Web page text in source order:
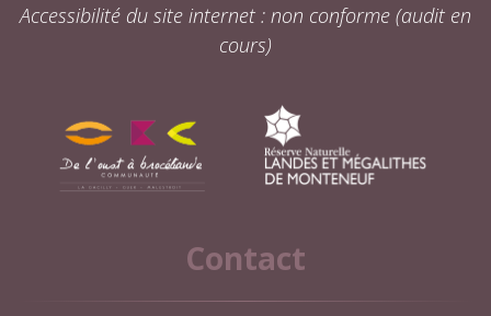
Accessibilité du site internet : non conforme (audit en
cours)
Contact